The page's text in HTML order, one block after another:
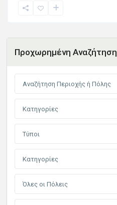
Προχωρημένη Αναζήτηση
Κατηγορίες
Τύποι
Κατηγορίες
Όλες οι Πόλεις